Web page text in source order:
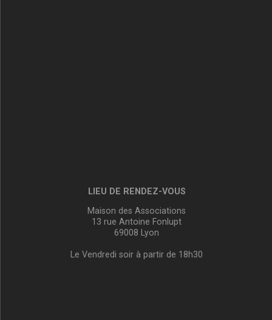
LIEU DE RENDEZ-VOUS
Maison des Associations
13 rue Antoine Fonlupt
69008 Lyon
Le Vendredi soir à partir de 18h30